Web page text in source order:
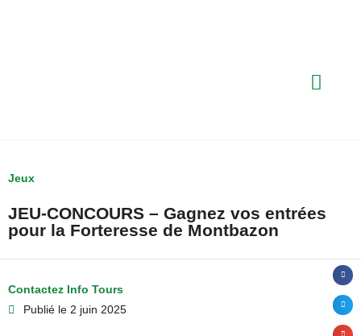
Jeux
JEU-CONCOURS – Gagnez vos entrées
pour la Forteresse de Montbazon
Contactez Info Tours
Publié le 2 juin 2025